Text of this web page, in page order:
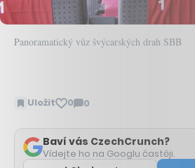
Panoramatický vůz švýcarských drah SBB
Uložit 0 0
Zobrazit
Baví vás CzechCrunch?
Vídejte ho na Googlu častěji.